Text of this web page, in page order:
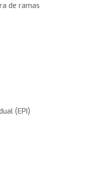
de ramas
(EPI)